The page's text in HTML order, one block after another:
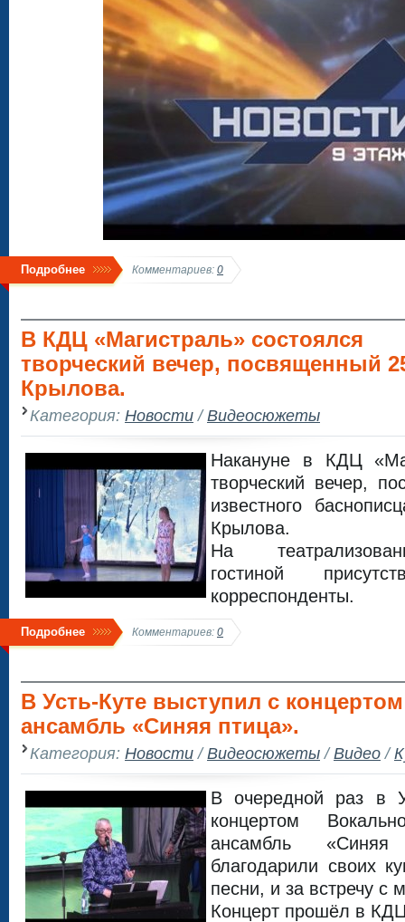
Подробнее Комментариев: 0
В КДЦ «Магистраль» состоялся
творческий вечер, посвященный
Крылова.
Категория: Новости/Видеосюжеты
Накануне в КДЦ
творческий вечер,
известного
Крылова.
На
гостиной
корреспонденты.
Подробнее Комментариев: 0
В Усть-Куте выступил с концертом
ансамбль «Синяя птица».
Категория: Новости/Видеосюжеты/Видео/
В очередной раз в
концертом
ансамбль
благодарили своих
песни, и за встречу с
Концерт прошёл в